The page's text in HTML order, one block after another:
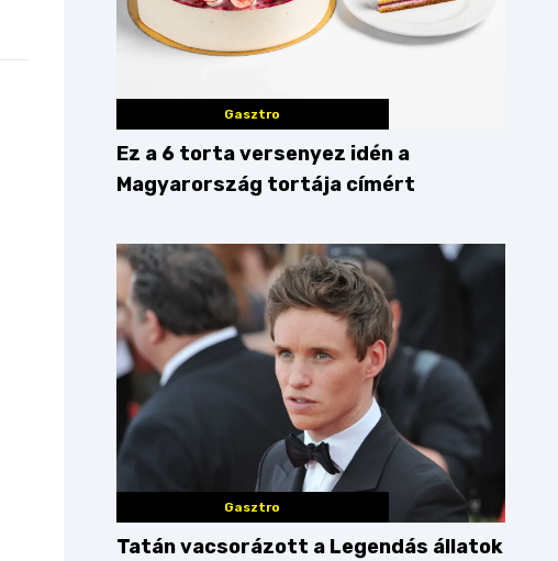
Gasztro
Ez a 6 torta versenyez idén a
Magyarország tortája címért
Gasztro
Tatán vacsorázott a Legendás állatok